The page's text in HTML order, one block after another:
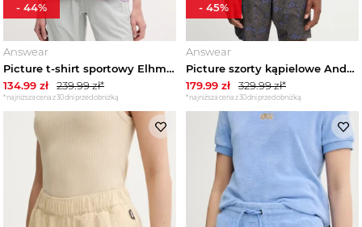
Answear
Picture t-shirt sportowy Elhm fioletowy
134.99 zł 239.99zł*
*najniższa cena z 30 dni przed obniżką
- 44%
Answear
Picture szorty kąpielowe Andy Heritage 17 brązowy
179.99 zł 329.99zł*
*najniższa cena z 30 dni przed obniżką
- 45%